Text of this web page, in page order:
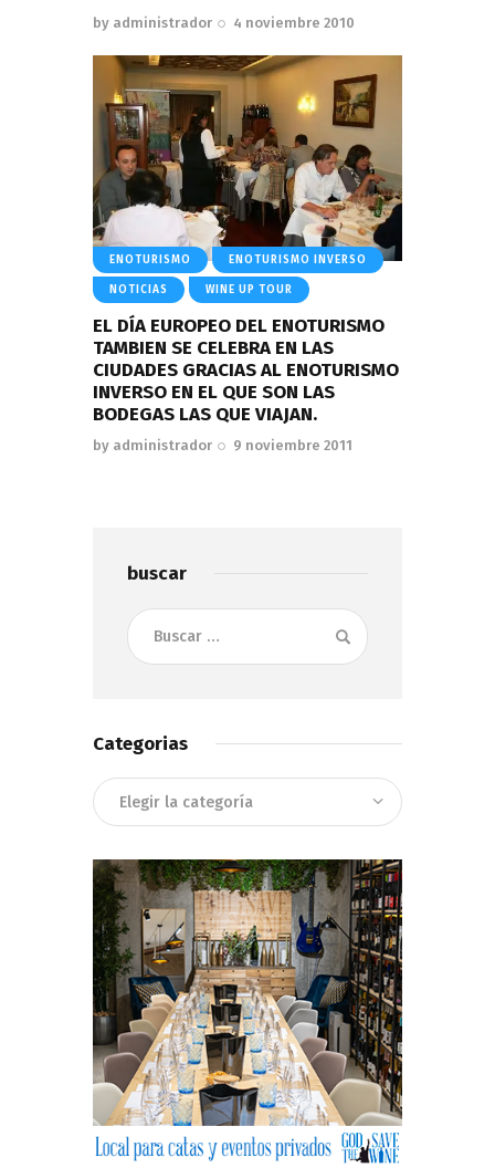
by administrador 4 noviembre 2010
ENOTURISMO ENOTURISMO INVERSO
NOTICIAS WINE UP TOUR
EL DÍA EUROPEO DEL ENOTURISMO
TAMBIEN SE CELEBRA EN LAS
CIUDADES GRACIAS AL ENOTURISMO
INVERSO EN EL QUE SON LAS
BODEGAS LAS QUE VIAJAN.
by administrador 9 noviembre 2011
buscar
Buscar:
Categorias
Categorias